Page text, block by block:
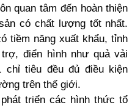
quan tâm đến hoàn thiện
có chất lượng tốt nhất.
tiềm năng xuất khẩu, tỉnh
điển hình như quả vải
chỉ tiêu đều đủ điều kiện
trên thế giới.
triển các hình thức tổ